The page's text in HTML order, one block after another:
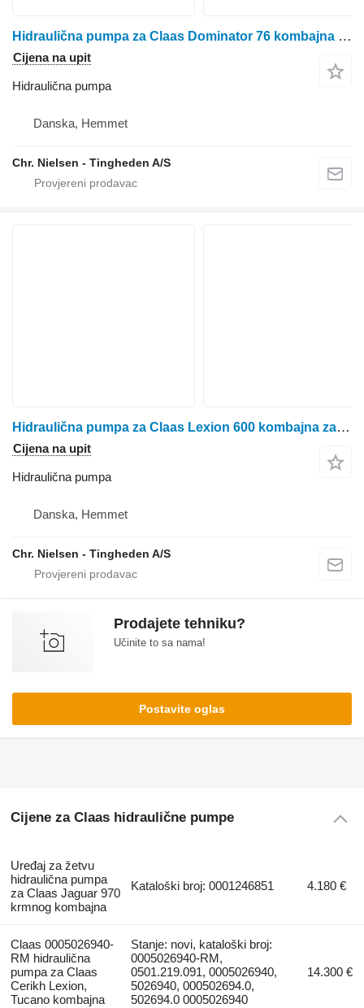
Hidraulična pumpa za Claas Dominator 76 kombajna za žito
Cijena na upit
Hidraulična pumpa
Danska, Hemmet
Chr. Nielsen - Tingheden A/S
Hidraulična pumpa za Claas Lexion 600 kombajna za žito
Cijena na upit
Hidraulična pumpa
Danska, Hemmet
Chr. Nielsen - Tingheden A/S
Prodajete tehniku?
Učinite to sa nama!
Postavite oglas
Cijene za Claas hidraulične pumpe
Uređaj za žetvu
hidraulična pumpa
za Claas Jaguar 970
krmnog kombajna
Kataloški broj: 0001246851 4.180 €
Claas 0005026940-
RM hidraulična
pumpa za Claas
Cerikh Lexion,
Tucano kombajna
Stanje: novi, kataloški broj:
0005026940-RM,
0501.219.091, 0005026940,
5026940, 000502694.0,
502694.0 0005026940
14.300 €